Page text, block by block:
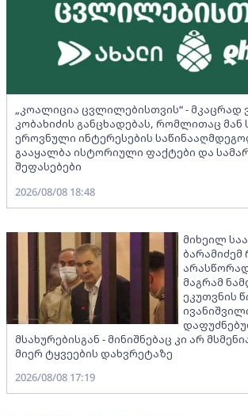
„კოალიცია ცვლილებისთვის“ - მკაცრად
კობახიძის განცხადებას, რომლითაც
ეროვნული ინტერესების
გააყალბა ისტორიული ფაქტები და
შეფასებები
2026/08/08 18:48
მიხეილ
ბარამიძემ
მაგრამ
ეკუთვნის
მსახურებისგან - მინიშნებაც კი არ
მიერ ტყვეების დახვრეტაზე
2026/08/08 17:19